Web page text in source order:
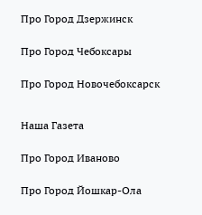
Про Город Дзержинск
Про Город Чебоксары
Про Город Новочебоксарск
Наша Газета
Про Город Иваново
Про Город Йошкар-Ола